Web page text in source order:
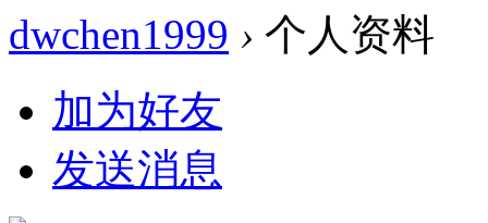
dwchen1999 › 个人资料
加为好友
发送消息